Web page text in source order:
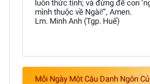
luôn thức tỉnh; và đừng để con
mình thuộc về Ngài!”, Amen.
Lm. Minh Anh (Tgp. Huế)
Mỗi Ngày Một Câu Danh Ngôn